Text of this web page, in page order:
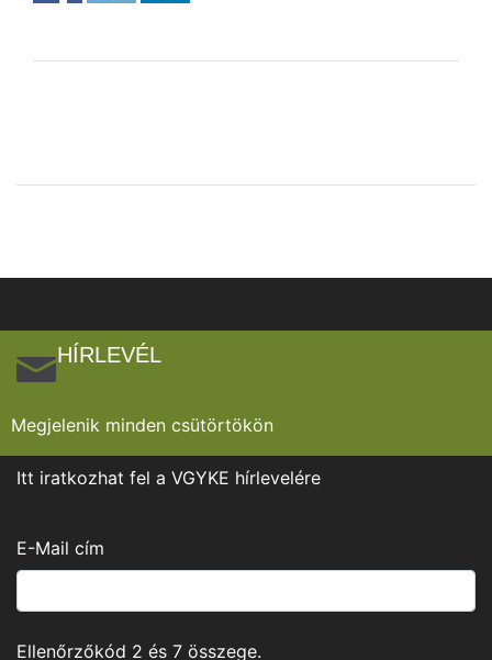
HÍRLEVÉL
Megjelenik minden csütörtökön
Itt iratkozhat fel a VGYKE hírlevelére
E-Mail cím
Ellenőrzőkód 2 és 7 összege.